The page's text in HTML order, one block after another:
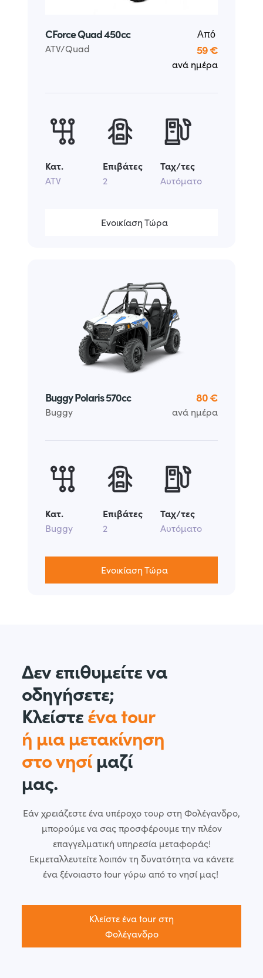
CForce Quad 450cc
ATV/Quad
Από
59 €
ανά ημέρα
Κατ.
ATV
Επιβάτες
2
Ταχ/τες
Αυτόματο
Ενοικίαση Τώρα
Buggy Polaris 570cc
Buggy
80 €
ανά ημέρα
Κατ.
Buggy
Επιβάτες
2
Ταχ/τες
Αυτόματο
Ενοικίαση Τώρα
Δεν επιθυμείτε να
οδηγήσετε;
Κλείστεένα tour
ή μια μετακίνηση
στο νησίμαζί
μας.
Εάν χρειάζεστε ένα υπέροχο τουρ στη Φολέγανδρο,
μπορούμε να σας προσφέρουμε την πλέον
επαγγελματική υπηρεσία μεταφοράς!
Εκμεταλλευτείτε λοιπόν τη δυνατότητα να κάνετε
ένα ξένοιαστο tour γύρω από το νησί μας!
Κλείστε ένα tour στη
Φολέγανδρο